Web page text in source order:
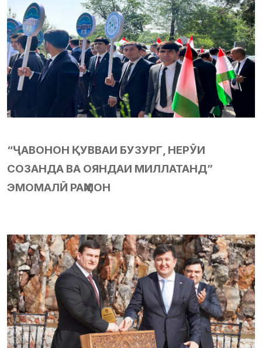
“ҶАВОНОН ҚУВВАИ БУЗУРГ, НЕРӮИ
СОЗАНДА ВА ОЯНДАИ МИЛЛАТАНД”
ЭМОМАЛӢ РАҲМОН